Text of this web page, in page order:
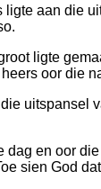
ligte aan die
ligte
oor die
uitspansel
dag en oor
sien God